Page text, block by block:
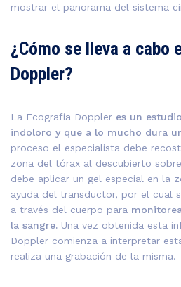
mostrar el panorama del sistema
¿Cómo se lleva a cabo
Doppler?
La Ecografía Doppler es un
indoloro y que a lo mucho dura
proceso el especialista debe
zona del tórax al descubierto
debe aplicar un gel especial en la
ayuda del transductor, por el cual
a través del cuerpo para
la sangre. Una vez obtenida esta
Doppler comienza a interpretar
realiza una grabación de la misma.